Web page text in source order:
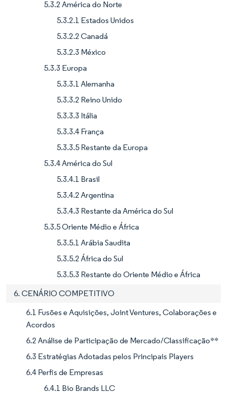
5.3.2 América do Norte
5.3.2.1 Estados Unidos
5.3.2.2 Canadá
5.3.2.3 México
5.3.3 Europa
5.3.3.1 Alemanha
5.3.3.2 Reino Unido
5.3.3.3 Itália
5.3.3.4 França
5.3.3.5 Restante da Europa
5.3.4 América do Sul
5.3.4.1 Brasil
5.3.4.2 Argentina
5.3.4.3 Restante da América do Sul
5.3.5 Oriente Médio e África
5.3.5.1 Arábia Saudita
5.3.5.2 África do Sul
5.3.5.3 Restante do Oriente Médio e África
6. CENÁRIO COMPETITIVO
6.1 Fusões e Aquisições, Joint Ventures, Colaborações e
Acordos
6.2 Análise de Participação de Mercado/Classificação**
6.3 Estratégias Adotadas pelos Principais Players
6.4 Perfis de Empresas
6.4.1 Bio Brands LLC